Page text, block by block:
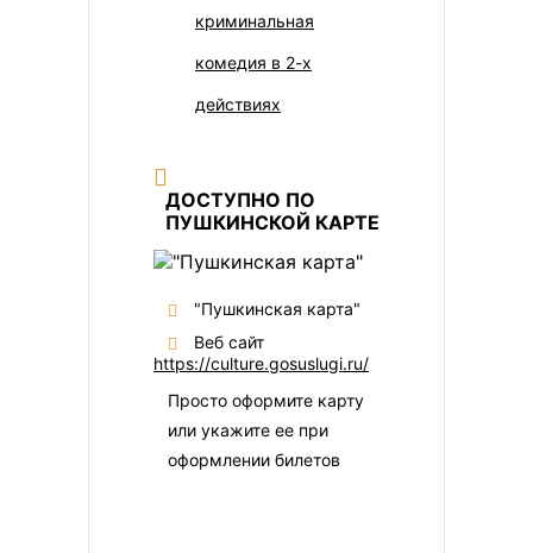
криминальная
комедия в 2-х
действиях
ДОСТУПНО ПО
ПУШКИНСКОЙ КАРТЕ
"Пушкинская карта"
Веб сайт
https://culture.gosuslugi.ru/
Просто оформите карту
или укажите ее при
оформлении билетов